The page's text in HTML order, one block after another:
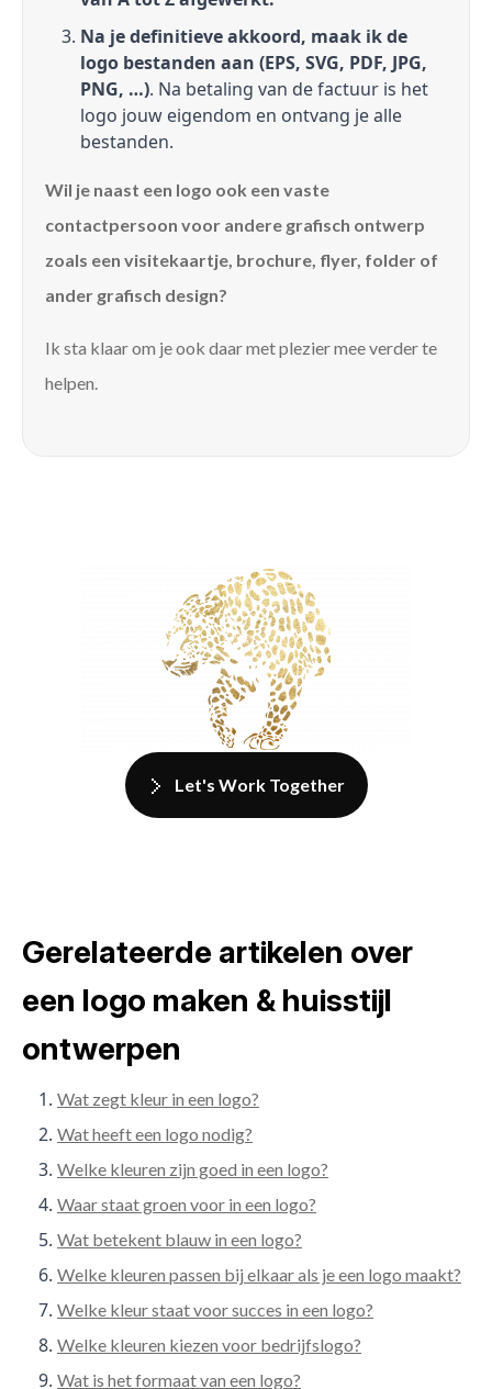
Na je definitieve akkoord, maak ik de
logo bestanden aan (EPS, SVG, PDF, JPG,
PNG, …). Na betaling van de factuur is het
logo jouw eigendom en ontvang je alle
bestanden.
Wil je naast een logo ook een vaste
contactpersoon voor andere grafisch ontwerp
zoals een visitekaartje, brochure, flyer, folder of
ander grafisch design?
Ik sta klaar om je ook daar met plezier mee verder te
helpen.
Let's Work Together
Gerelateerde artikelen over
een logo maken & huisstijl
ontwerpen
Wat zegt kleur in een logo?
Wat heeft een logo nodig?
Welke kleuren zijn goed in een logo?
Waar staat groen voor in een logo?
Wat betekent blauw in een logo?
Welke kleuren passen bij elkaar als je een logo maakt?
Welke kleur staat voor succes in een logo?
Welke kleuren kiezen voor bedrijfslogo?
Wat is het formaat van een logo?